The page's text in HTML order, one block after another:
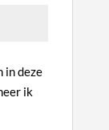
in deze
ik